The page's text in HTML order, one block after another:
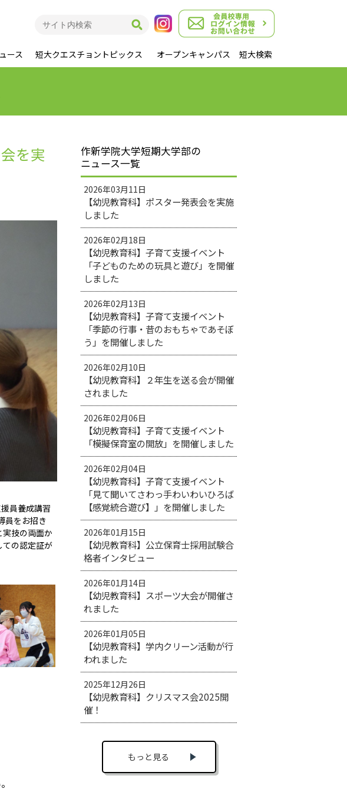
ース 短大クエスチョントピックス オープンキャンパス 短大検索
を実
員養成講習
員をお招き
技の両面か
ての認定証が
作新学院大学短期大学部の
ニュース一覧
2026年03月11日
【幼児教育科】ポスター発表会を実施
しました
2026年02月18日
【幼児教育科】子育て支援イベント
「子どものための玩具と遊び」を開催
しました
2026年02月13日
【幼児教育科】子育て支援イベント
「季節の行事・昔のおもちゃであそぼ
う」を開催しました
2026年02月10日
【幼児教育科】２年生を送る会が開催
されました
2026年02月06日
【幼児教育科】子育て支援イベント
「模擬保育室の開放」を開催しました
2026年02月04日
【幼児教育科】子育て支援イベント
「見て聞いてさわっ手わいわいひろば
【感覚統合遊び】」を開催しました
2026年01月15日
【幼児教育科】公立保育士採用試験合
格者インタビュー
2026年01月14日
【幼児教育科】スポーツ大会が開催さ
れました
2026年01月05日
【幼児教育科】学内クリーン活動が行
われました
2025年12月26日
【幼児教育科】クリスマス会2025開
催！
もっと見る